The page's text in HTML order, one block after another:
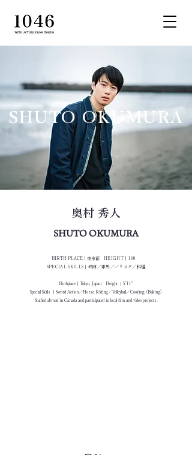
SHUTO OKUMURA
奥村 秀人
SHUTO OKUMURA
BIRTH PLACE｜東京都
HEIGHT｜180
SPECIAL SKILLS｜殺陣／乗馬／バリスタ／料理
Birthplace｜Tokyo, Japan Height ｜5'11"
Special Skills ｜ Sword Action ／Horse Riding／Volleyball／Cooking (Baking)
Studied abroad in Canada and participated in local film and video projects.